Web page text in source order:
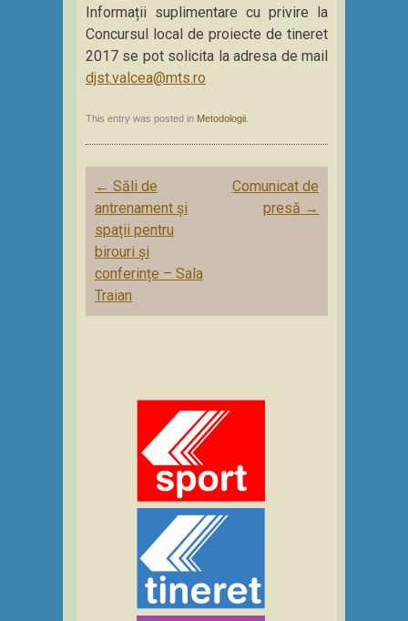
Informații suplimentare cu privire la
Concursul local de proiecte de tineret
2017 se pot solicita la adresa de mail
djst.valcea@mts.ro
This entry was posted in Metodologii
Post
navigation
← Săli de
antrenament și
spații pentru
birouri și
conferințe – Sala
Traian
Comunicat de
presă →